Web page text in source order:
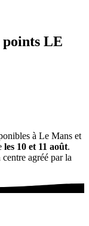
LE
à Le Mans et
les 10 et 11 août.
agréé par la